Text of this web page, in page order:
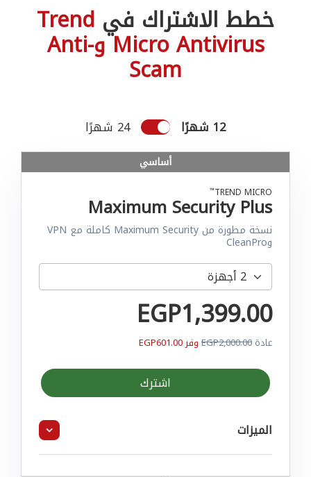
خطط الاشتراك في Trend
Micro Antivirus وAnti-
Scam
12 شهرًا 24 شهرًا
أساسي
TREND MICRO
™
Maximum Security Plus
نسخة مطورة من Maximum Security كاملة مع VPN
وCleanPro
EGP1,399.00
عادة EGP2,000.00 وفر EGP601.00
اشترك
الميزات